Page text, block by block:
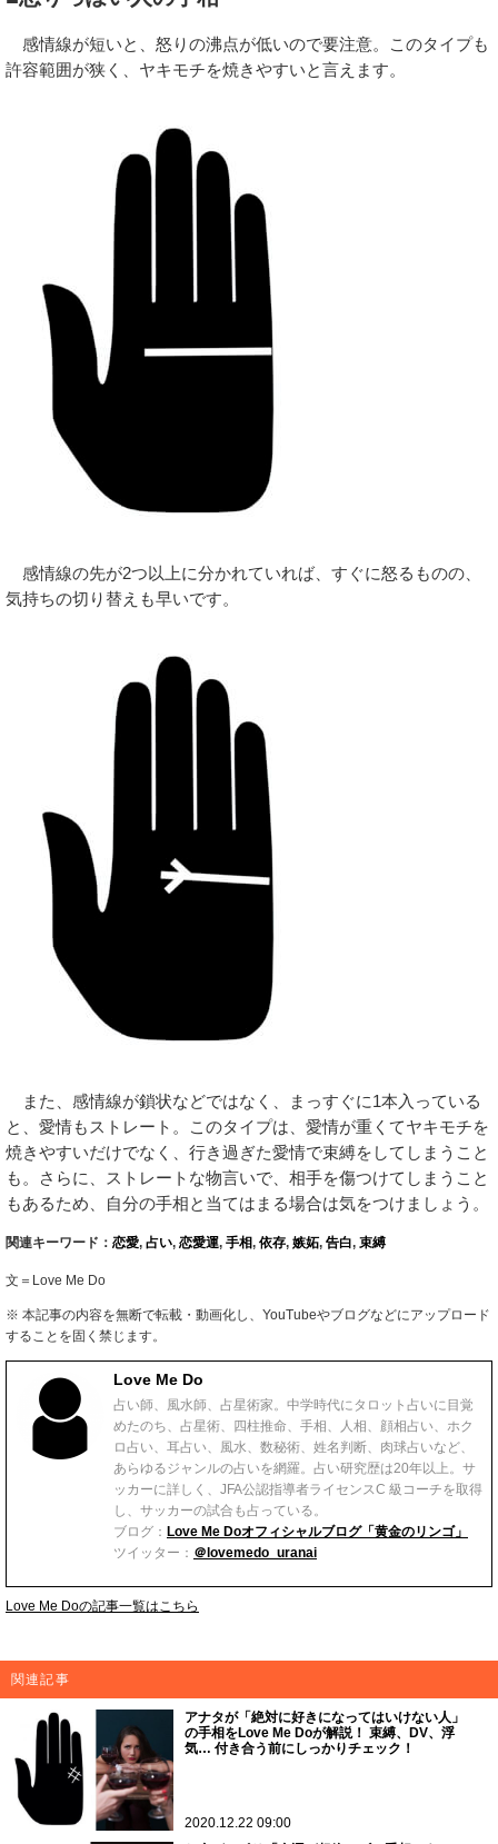
感情線が短いと、怒りの沸点が低いので要注意。このタイプも
許容範囲が狭く、ヤキモチを焼きやすいと言えます。
感情線の先が2つ以上に分かれていれば、すぐに怒るものの、
気持ちの切り替えも早いです。
また、感情線が鎖状などではなく、まっすぐに1本入っている
と、愛情もストレート。このタイプは、愛情が重くてヤキモチを
焼きやすいだけでなく、行き過ぎた愛情で束縛をしてしまうこと
も。さらに、ストレートな物言いで、相手を傷つけてしまうこと
もあるため、自分の手相と当てはまる場合は気をつけましょう。
関連キーワード： 恋愛, 占い, 恋愛運, 手相, 依存, 嫉妬, 告白, 束縛
文＝Love Me Do
※ 本記事の内容を無断で転載・動画化し、YouTubeやブログなどにアップロード
することを固く禁じます。
Love Me Do
占い師、風水師、占星術家。中学時代にタロット占いに目覚
めたのち、占星術、四柱推命、手相、人相、顔相占い、ホク
ロ占い、耳占い、風水、数秘術、姓名判断、肉球占いなど、
あらゆるジャンルの占いを網羅。占い研究歴は20年以上。サ
ッカーに詳しく、JFA公認指導者ライセンスC 級コーチを取得
し、サッカーの試合も占っている。
ブログ： Love Me Doオフィシャルブログ「黄金のリンゴ」
ツイッター： ＠lovemedo_uranai
Love Me Doの記事一覧はこちら
関連記事
アナタが「絶対に好きになってはいけない人」
の手相をLove Me Doが解説！ 束縛、DV、浮
気… 付き合う前にしっかりチェック！
2020.12.22 09:00